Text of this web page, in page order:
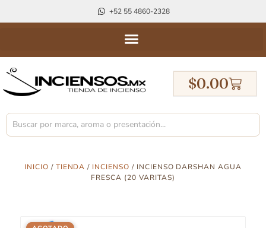
+52 55 4860-2328
$0.00
INICIO / TIENDA / INCIENSO / INCIENSO DARSHAN AGUA
FRESCA (20 VARITAS)